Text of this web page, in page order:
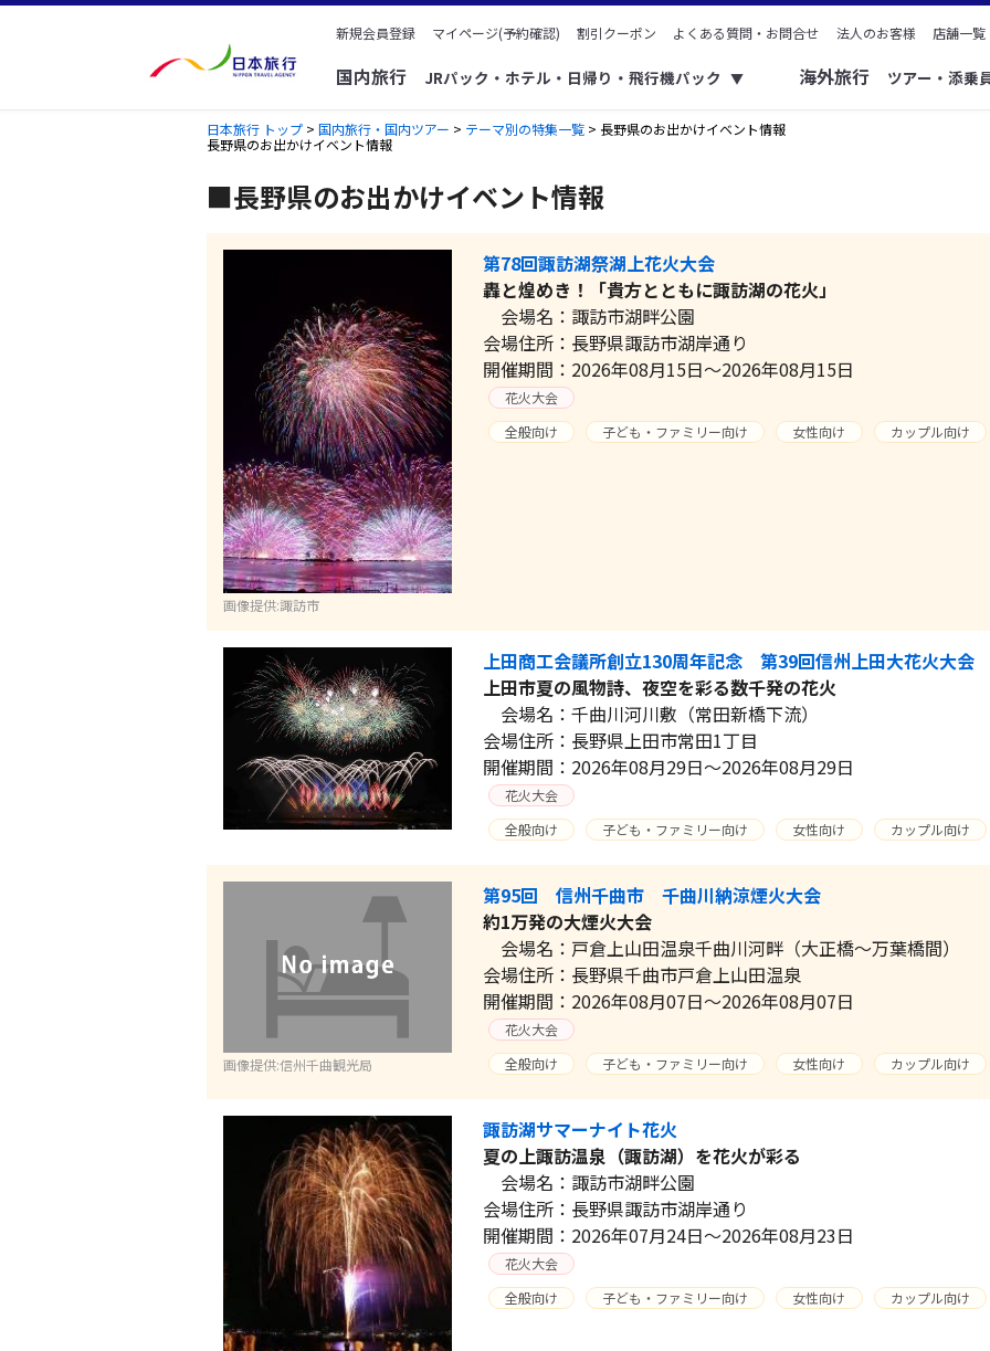
新規会員登録 マイページ(予約確認) 割引クーポン よくある質問・お問合せ 法人のお客様 店舗一覧
国内旅行 JRパック・ホテル・日帰り・飛行機パック ▼ 海外旅行 ツアー・添乗
日本旅行 トップ > 国内旅行・国内ツアー > テーマ別の特集一覧 > 長野県のお出かけイベント情報
長野県のお出かけイベント情報
■長野県のお出かけイベント情報
画像提供:諏訪市
第78回諏訪湖祭湖上花火大会
轟と煌めき！「貴方とともに諏訪湖の花火」
会場名：諏訪市湖畔公園
会場住所：長野県諏訪市湖岸通り
開催期間：2026年08月15日～2026年08月15日
花火大会
全般向け
子ども・ファミリー向け 女性向け カップル向け
上田商工会議所創立130周年記念 第39回信州上田大花火大会
上田市夏の風物詩、夜空を彩る数千発の花火
会場名：千曲川河川敷（常田新橋下流）
会場住所：長野県上田市常田1丁目
開催期間：2026年08月29日～2026年08月29日
花火大会
全般向け
子ども・ファミリー向け 女性向け カップル向け
画像提供:信州千曲観光局
第95回 信州千曲市 千曲川納涼煙火大会
約1万発の大煙火大会
会場名：戸倉上山田温泉千曲川河畔（大正橋～万葉橋間）
会場住所：長野県千曲市戸倉上山田温泉
開催期間：2026年08月07日～2026年08月07日
花火大会
全般向け
子ども・ファミリー向け 女性向け カップル向け
諏訪湖サマーナイト花火
夏の上諏訪温泉（諏訪湖）を花火が彩る
会場名：諏訪市湖畔公園
会場住所：長野県諏訪市湖岸通り
開催期間：2026年07月24日～2026年08月23日
花火大会
全般向け
子ども・ファミリー向け 女性向け カップル向け